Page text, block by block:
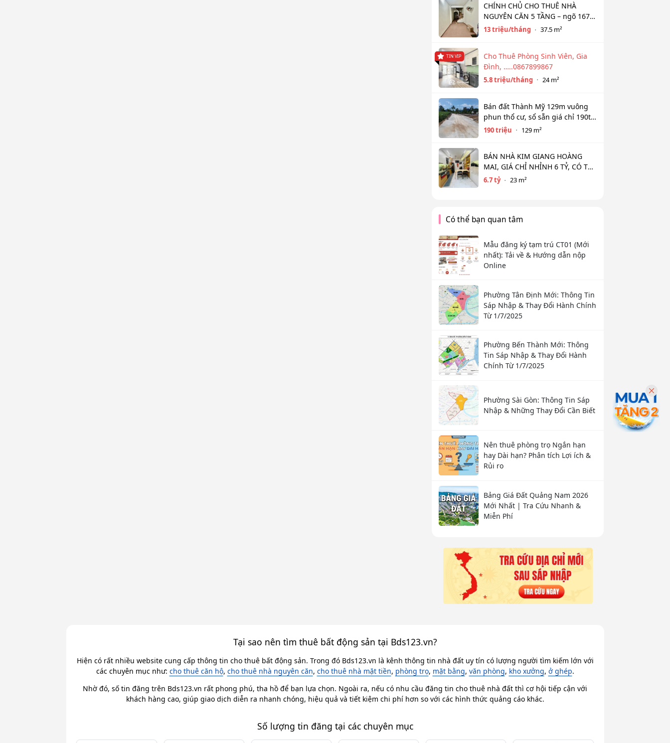
CHÍNH CHỦ CHO THUÊ NHÀ
NGUYÊN CĂN 5 TẦNG – ngõ 167
Đồng Cổ, Tây Hồ
13 triệu/tháng 37.5 m²
TIN VIP
Cho Thuê Phòng Sinh Viên, Gia
Đình, …..0867899867
5.8 triệu/tháng 24 m²
Bán đất Thành Mỹ 129m vuông
phun thổ cư, sổ sẵn giá chỉ 190tr
bao sổ
190 triệu 129 m²
BÁN NHÀ KIM GIANG HOÀNG
MAI, GIÁ CHỈ NHỈNH 6 TỶ, CÓ THỂ
THƯƠNG LƯỢNG
6.7 tỷ 23 m²
Có thể bạn quan tâm
Mẫu đăng ký tạm trú CT01 (Mới
nhất): Tải về & Hướng dẫn nộp
Online
Phường Tân Định Mới: Thông Tin
Sáp Nhập & Thay Đổi Hành Chính
Từ 1/7/2025
Phường Bến Thành Mới: Thông
Tin Sáp Nhập & Thay Đổi Hành
Chính Từ 1/7/2025
Phường Sài Gòn: Thông Tin Sáp
Nhập & Những Thay Đổi Cần Biết
Nên thuê phòng trọ Ngắn hạn
hay Dài hạn? Phân tích Lợi ích &
Rủi ro
Bảng Giá Đất Quảng Nam 2026
Mới Nhất | Tra Cứu Nhanh &
Miễn Phí
Tại sao nên tìm thuê bất động sản tại Bds123.vn?
Hiện có rất nhiều website cung cấp thông tin cho thuê bất động sản. Trong đó Bds123.vn là kênh thông tin nhà đất uy tín có lượng người tìm kiếm lớn với
các chuyên mục như: cho thuê căn hộ, cho thuê nhà nguyên căn, cho thuê nhà mặt tiền, phòng trọ, mặt bằng, văn phòng, kho xưởng, ở ghép.
Nhờ đó, số tin đăng trên Bds123.vn rất phong phú, tha hồ để bạn lựa chọn. Ngoài ra, nếu có nhu cầu đăng tin cho thuê nhà đất thì cơ hội tiếp cận với
khách hàng cao, giúp giao dịch diễn ra nhanh chóng, hiệu quả và tiết kiệm chi phí hơn so với các hình thức quảng cáo khác.
Số lượng tin đăng tại các chuyên mục